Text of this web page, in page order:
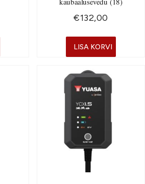
€132,00
LISA KORVI